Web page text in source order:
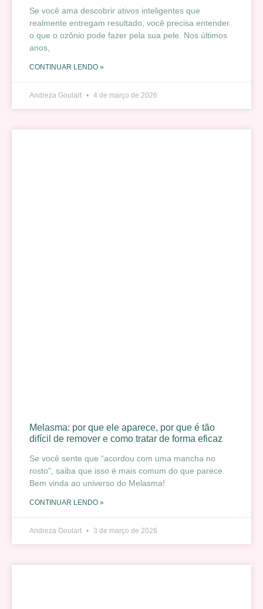
Se você ama descobrir ativos inteligentes que
realmente entregam resultado, você precisa entender
o que o ozônio pode fazer pela sua pele. Nos últimos
anos,
CONTINUAR LENDO »
Andreza Goulart 4 de março de 2026
Melasma: por que ele aparece, por que é tão
difícil de remover e como tratar de forma eficaz
Se você sente que “acordou com uma mancha no
rosto”, saiba que isso é mais comum do que parece.
Bem vinda ao universo do Melasma!
CONTINUAR LENDO »
Andreza Goulart 3 de março de 2026